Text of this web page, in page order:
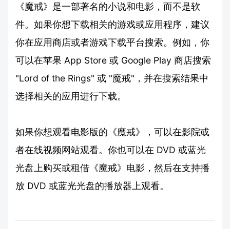
《魔戒》是一部著名的小说和电影，而不是软
件。如果你想下载相关的游戏或应用程序，建议
你在应用商店或者游戏下载平台搜索。例如，你
可以在苹果 App Store 或 Google Play 商店搜索
"Lord of the Rings" 或 "魔戒"，并在搜索结果中
选择相关的应用进行下载。
如果你想观看电影版的《魔戒》，可以在影院或
者在线视频网站观看。你也可以在 DVD 或蓝光
光盘上购买或租借《魔戒》电影，然后在支持播
放 DVD 或蓝光光盘的播放器上观看。